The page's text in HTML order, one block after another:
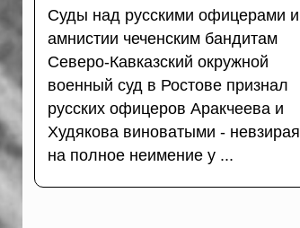
Суды над русскими офицерами и
амнистии чеченским бандитам
Северо-Кавказский окружной
военный суд в Ростове признал
русских офицеров Аракчеева и
Худякова виноватыми - невзирая
на полное неимение у ...